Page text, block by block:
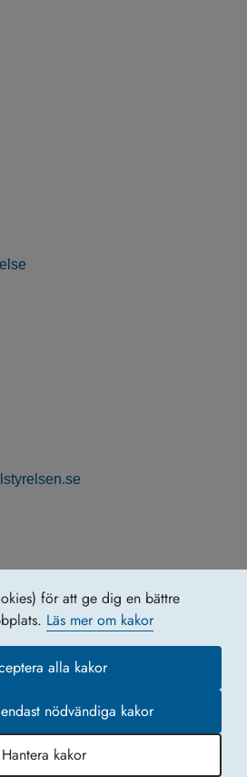
för att ge dig en bättre
Läs mer om kakor
alla kakor
nödvändiga kakor
Hantera kakor